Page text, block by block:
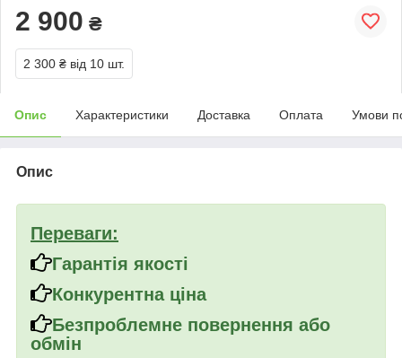
2 900 ₴
2 300 ₴ від 10 шт.
Опис Характеристики Доставка Оплата Умови
Опис
Переваги:
Гарантія якості
Конкурентна ціна
Безпроблемне повернення або
обмін